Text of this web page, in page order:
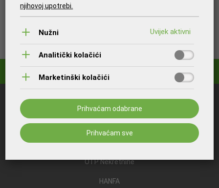
Što bi vas još moglo zanimati:
OTP Banka
OTP Invest
OTP Nekretnine
HANFA
njihovoj upotrebi.
Nužni
Analitički kolačići
Marketinški kolačići
Prihvaćam odabrane
Prihvaćam sve